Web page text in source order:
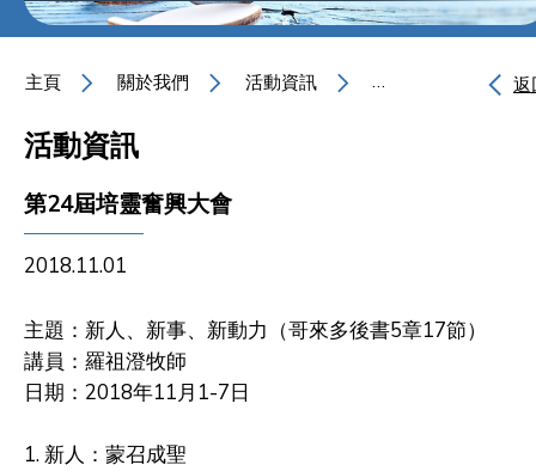
主頁 關於我們 活動資訊 第24屆培靈奮興大返
活動資訊
第24屆培靈奮興大會
2018.11.01
主題：新人、新事、新動力（哥來多後書5章17節）
講員：羅祖澄牧師
日期：2018年11月1-7日
1. 新人：蒙召成聖